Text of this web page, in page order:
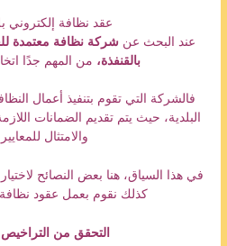
عقد نظافة إلكتروني
عند البحث عن شركة نظافة معتمدة
بالقنفذة، من المهم جدًا
فالشركة التي تقوم بتنفيذ أعمال
البلدية، حيث يتم تقديم الضمانات
والامتثال
في هذا السياق، هنا بعض النصائح
كذلك نقوم بعمل عقود نظافة
التحقق من